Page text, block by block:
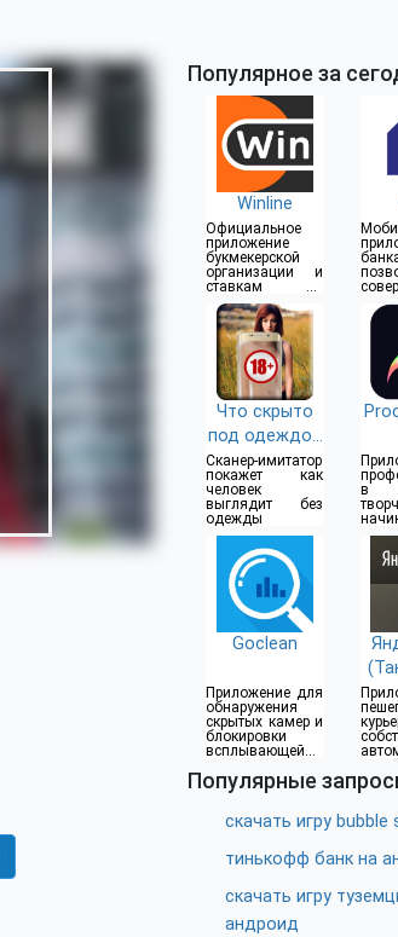
Популярное за
Winline
Официальное
приложение
букмекерской
организации и
ставкам на
спорт
из
Что скрыто
под одеждой
(18+)
Сканер-имитатор
покажет как
человек
выглядит без
одежды
в
Goclean
Приложение для
обнаружения
скрытых камер и
блокировки
всплывающей
Популярные
скачать игру
тинькофф банк на
скачать игру
андроид